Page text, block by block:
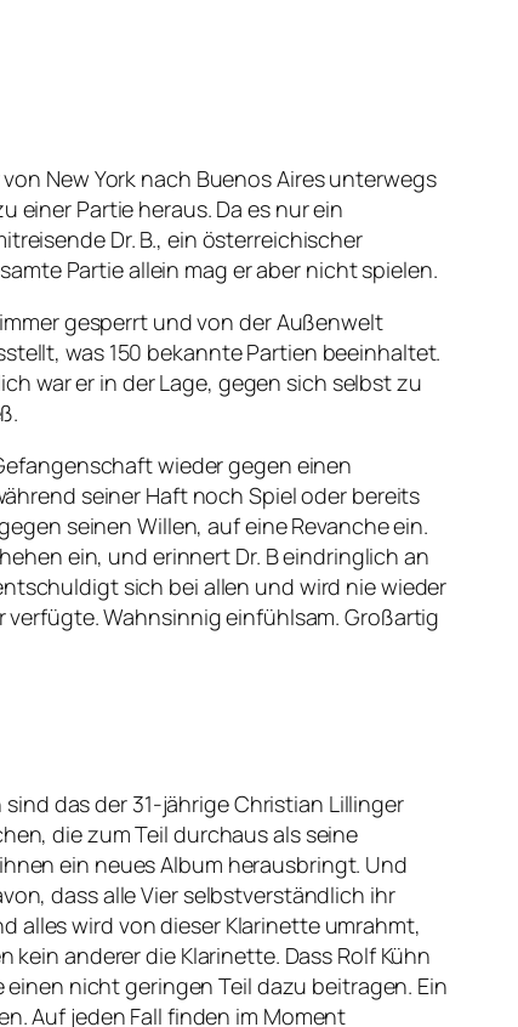
New York nach Buenos Aires unterwegs
einer Partie heraus. Da es nur ein
Dr. B., ein österreichischer
Partie allein mag er aber nicht spielen.
gesperrt und von der Außenwelt
was 150 bekannte Partien beeinhaltet.
war er in der Lage, gegen sich selbst zu
wieder gegen einen
seiner Haft noch Spiel oder bereits
seinen Willen, auf eine Revanche ein.
ein, und erinnert Dr. B eindringlich an
sich bei allen und wird nie wieder
Wahnsinnig einfühlsam. Großartig
das der 31-jährige Christian Lillinger
die zum Teil durchaus als seine
ein neues Album herausbringt. Und
dass alle Vier selbstverständlich ihr
alles wird von dieser Klarinette umrahmt,
anderer die Klarinette. Dass Rolf Kühn
nicht geringen Teil dazu beitragen. Ein
Auf jeden Fall finden im Moment